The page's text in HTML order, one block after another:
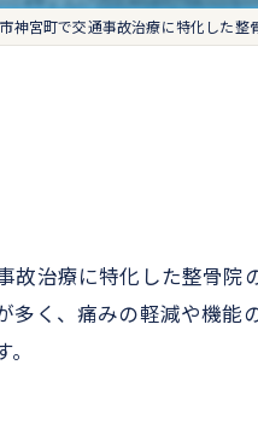
神宮町で交通事故治療に特化した整
故治療に特化した整骨院
多く、痛みの軽減や機能